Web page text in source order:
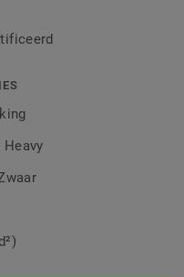
Heavy